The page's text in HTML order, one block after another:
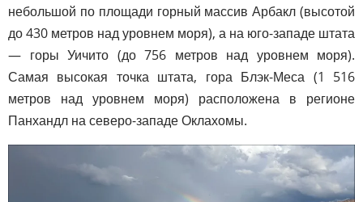
небольшой по площади горный массив Арбакл (высотой
до 430 метров над уровнем моря), а на юго-западе штата
— горы Уичито (до 756 метров над уровнем моря).
Самая высокая точка штата, гора Блэк-Меса (1 516
метров над уровнем моря) расположена в регионе
Панхандл на северо-западе Оклахомы.